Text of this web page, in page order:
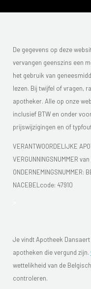
De gegevens op deze
vervangen geenszins een
het gebruik van
lezen. Bij twijfel of vragen,
apotheker. Alle op onze
inclusief BTW en onder
prijswijzigingen en of
VERANTWOORDELIJKE
VERGUNNINGSNUMMER
ONDERNEMINGSNUMMER:
NACEBELcode: 47910
Je vindt Apotheek Dansaert
apotheken die vergund zijn.
wettelikheid van de
controleren.